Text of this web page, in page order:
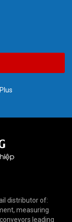
distributor of:
measuring
leading